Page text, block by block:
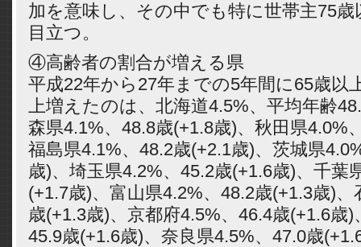
加を意味し、その中でも特に世帯主75
目立つ。
④高齢者の割合が増える県
平成22年から27年までの5年間に65歳以
上増えたのは、北海道4.5%、平均年齢
森県4.1%、48.8歳(+1.8歳)、秋田県4.0%
福島県4.1%、48.2歳(+2.1歳)、茨城県
歳)、埼玉県4.2%、45.2歳(+1.6歳)、千葉
(+1.7歳)、富山県4.2%、48.2歳(+1.3歳)
歳(+1.3歳)、京都府4.5%、46.4歳(+1.6歳
45.9歳(+1.6歳)、奈良県4.5%、47.0歳